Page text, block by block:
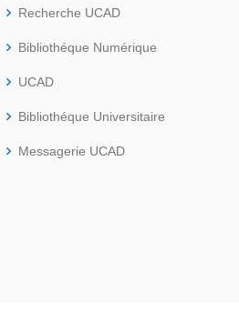
Recherche UCAD
Bibliothéque Numérique
UCAD
Bibliothéque Universitaire
Messagerie UCAD